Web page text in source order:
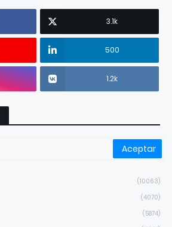
3.1k
500
1.2k
(10063)
(4070)
(5874)